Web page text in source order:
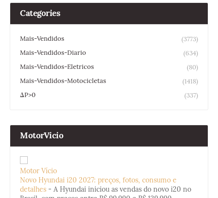
Categories
Mais-Vendidos
(3773)
Mais-Vendidos-Diario
(634)
Mais-Vendidos-Eletricos
(80)
Mais-Vendidos-Motocicletas
(1418)
ΔP>0
(337)
MotorVicio
Motor Vício
Novo Hyundai i20 2027: preços, fotos, consumo e
detalhes - A Hyundai iniciou as vendas do novo i20 no